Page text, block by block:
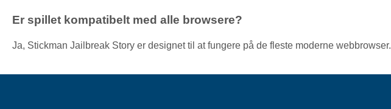
Er spillet kompatibelt med alle browsere?
Ja, Stickman Jailbreak Story er designet til at fungere på de fleste moderne webbrowser.